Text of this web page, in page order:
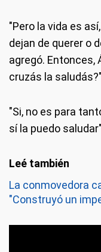
"Pero la vida es
dejan de querer o
agregó. Entonces,
cruzás la
"Si, no es para
sí la puedo
La conmovedora
"Construyó un